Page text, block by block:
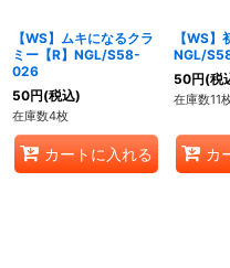
【WS】ムキになるクラ
ミー【R】NGL/S58-
026
50円(税込)
在庫数4枚
カートに入れる
【WS】
NGL/
50円(税
在庫数11
カ